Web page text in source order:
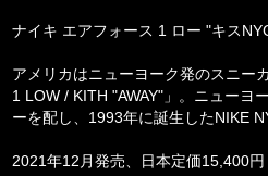
ナイキ エアフォース 1 ロー "キス
アメリカはニューヨーク発のスニー
1 LOW / KITH "AWAY"」。ニューヨ
ーを配し、1993年に誕生したNIKE
2021年12月発売、日本定価15,400